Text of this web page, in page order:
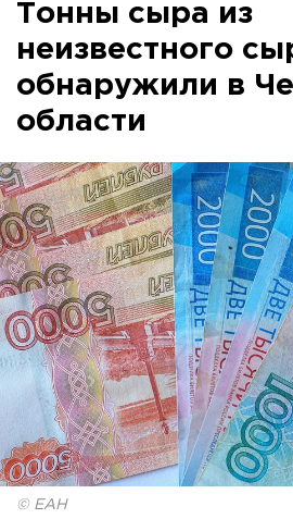
Тонны сыра из
неизвестного
обнаружили в
области
© ЕАН